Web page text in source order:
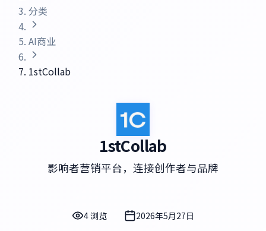
分类
AI商业
1stCollab
1stCollab
影响者营销平台，连接创作者与品牌
4 浏览 2026年5月27日